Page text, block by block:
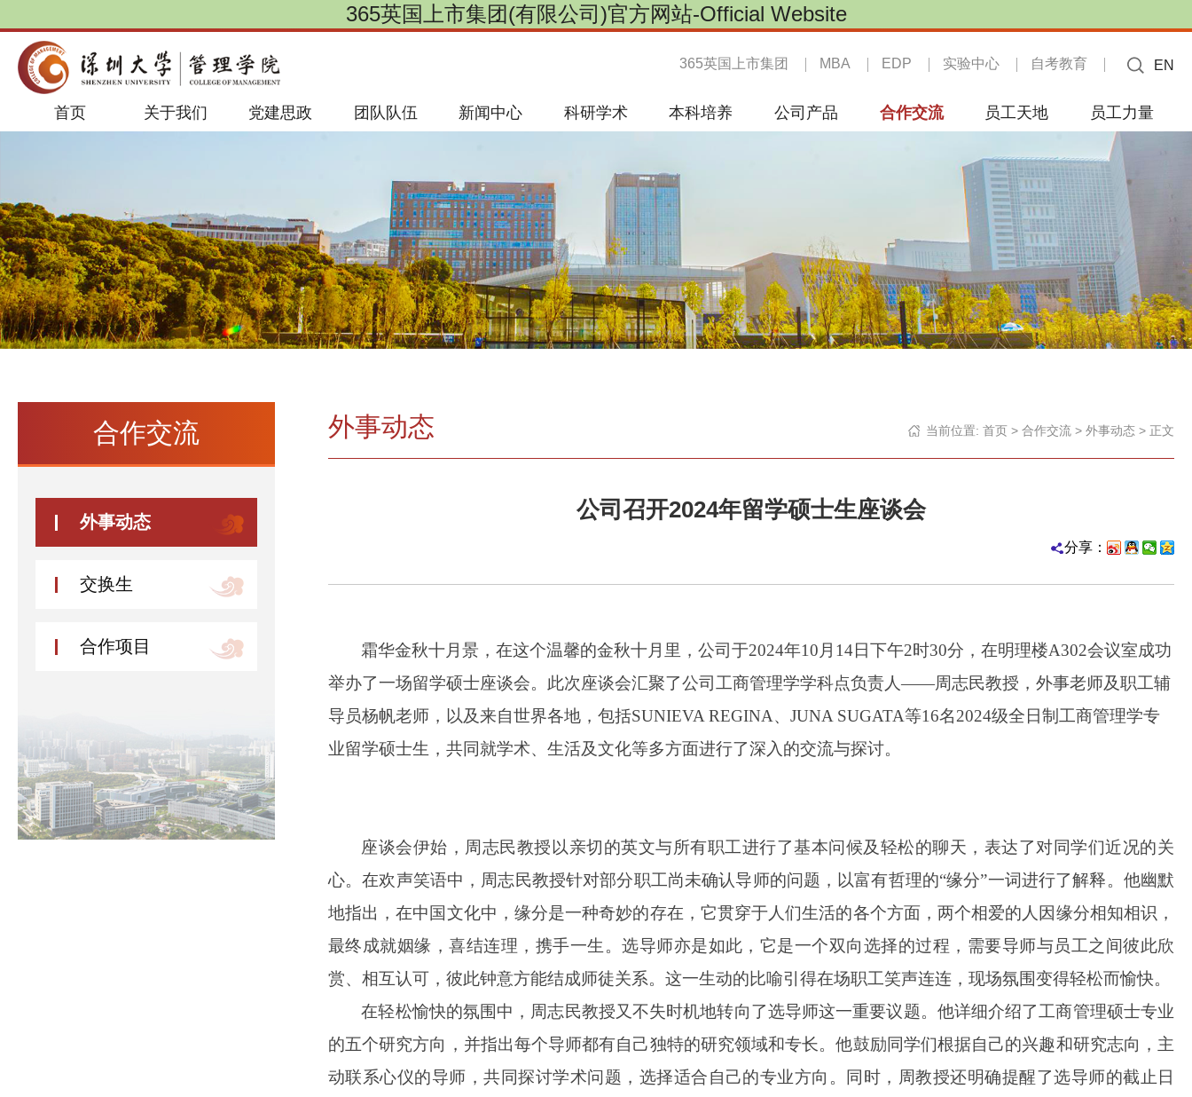
365英国上市集团(有限公司)官方网站-Official Website
EN
365英国上市集团 MBA EDP 实验中心 自考教育
首页 关于我们 党建思政 团队队伍 新闻中心 科研学术 本科培养 公司产品 合作交流 员工天地 员工力量
合作交流
外事动态
交换生
合作项目
当前位置: 首页 > 合作交流 > 外事动态 > 正文
外事动态
公司召开2024年留学硕士生座谈会
分享：
霜华金秋十月景，在这个温馨的金秋十月里，公司于2024年10月14日下午2时30分，在明理楼A302会议室成功
举办了一场留学硕士座谈会。此次座谈会汇聚了公司 工商管理学学科点负责人——周志民教授，外事老师及职工辅
导员杨帆老师，以及来自世界各地 ， 包括SUNIEVA REGINA、JUNA SUGATA等16名2024级全日制 工商管理学专
业留学硕士生 ，共同就学术、生活及文化等多方面进行了深入的交流与探讨。
座谈会伊始，周志民教授以亲切的英文与所有职工进行了基本问候及轻松的聊天，表达了对同学们近况的关
心。在欢声笑语中，周志民教授针对部分职工尚未确认导师的问题，以富有哲理的“缘分”一词进行了解释。他幽默
地指出，在中国文化中，缘分是一种奇妙的存在，它贯穿于人们生活的各个方面，两个相爱的人因缘分相知相识，
最终成就姻缘，喜结连理，携手一生。选导师亦是如此，它是一个双向选择的过程，需要导师与员工之间彼此欣
赏、相互认可，彼此钟意方能结成师徒关系。这一生动的比喻引得在场职工笑声连连，现场氛围变得轻松而愉快。
在轻松愉快的氛围中，周志民教授又不失时机地转向了选导师这一重要议题。他详细介绍了工商管理硕士专业
的五个研究方向，并指出每个导师都有自己独特的研究领域和专长。他鼓励同学们根据自己的兴趣和研究志向，主
动联系心仪的导师，共同探讨学术问题，选择适合自己的专业方向。同时，周教授还明确提醒了选导师的截止日